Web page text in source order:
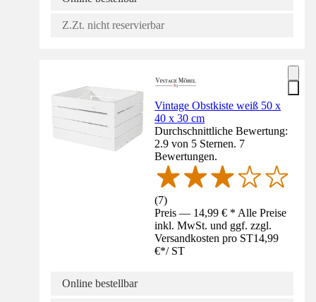
Z.Zt. nicht reservierbar
Vintage Obstkiste weiß 50 x
40 x 30 cm
Durchschnittliche Bewertung:
2.9 von 5 Sternen. 7
Bewertungen.
(7)
Preis — 14,99 € * Alle Preise
inkl. MwSt. und ggf. zzgl.
Versandkosten pro ST14,99
€*/ ST
Online bestellbar